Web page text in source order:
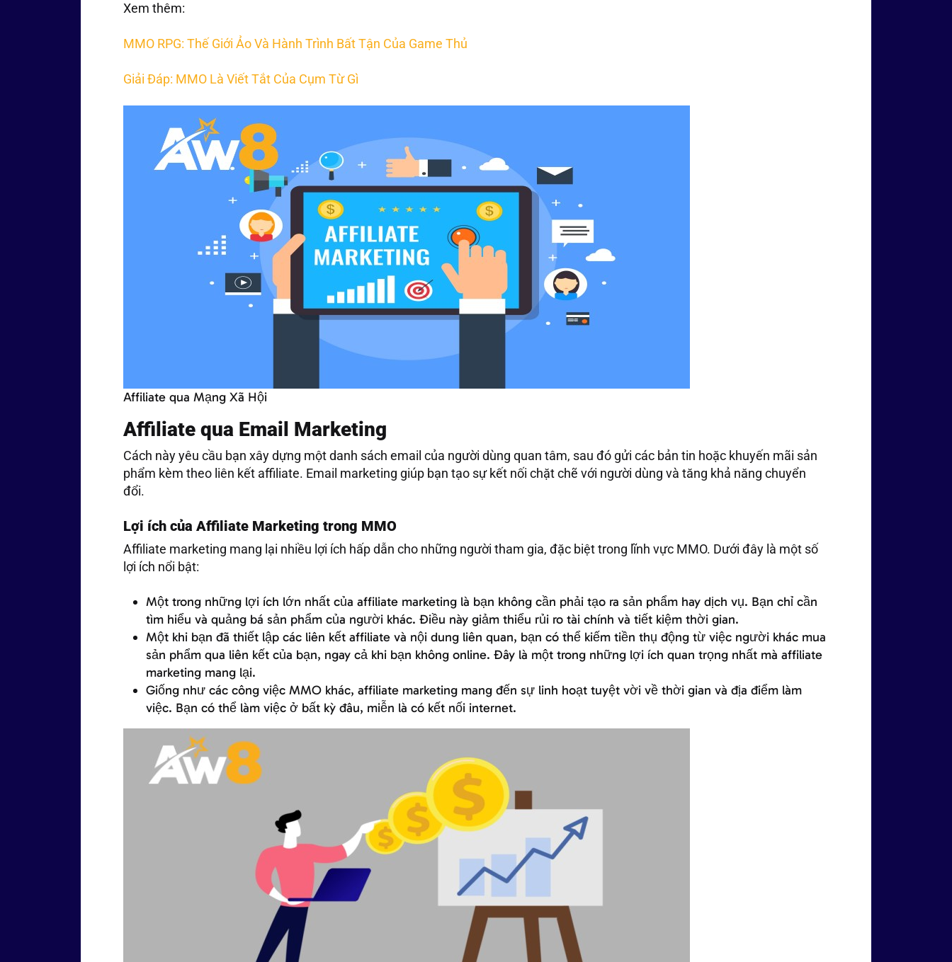
Xem thêm:
MMO RPG: Thế Giới Ảo Và Hành Trình Bất Tận Của Game Thủ
Giải Đáp: MMO Là Viết Tắt Của Cụm Từ Gì
Affiliate qua Mạng Xã Hội
Affiliate qua Email Marketing
Cách này yêu cầu bạn xây dựng một danh sách email của người dùng quan tâm, sau đó gửi các bản tin hoặc khuyến mãi sản
phẩm kèm theo liên kết affiliate. Email marketing giúp bạn tạo sự kết nối chặt chẽ với người dùng và tăng khả năng chuyển
đổi.
Lợi ích của Affiliate Marketing trong MMO
Affiliate marketing mang lại nhiều lợi ích hấp dẫn cho những người tham gia, đặc biệt trong lĩnh vực MMO. Dưới đây là một số
lợi ích nổi bật:
Một trong những lợi ích lớn nhất của affiliate marketing là bạn không cần phải tạo ra sản phẩm hay dịch vụ. Bạn chỉ cần
tìm hiểu và quảng bá sản phẩm của người khác. Điều này giảm thiểu rủi ro tài chính và tiết kiệm thời gian.
Một khi bạn đã thiết lập các liên kết affiliate và nội dung liên quan, bạn có thể kiếm tiền thụ động từ việc người khác mua
sản phẩm qua liên kết của bạn, ngay cả khi bạn không online. Đây là một trong những lợi ích quan trọng nhất mà affiliate
marketing mang lại.
Giống như các công việc MMO khác, affiliate marketing mang đến sự linh hoạt tuyệt vời về thời gian và địa điểm làm
việc. Bạn có thể làm việc ở bất kỳ đâu, miễn là có kết nối internet.